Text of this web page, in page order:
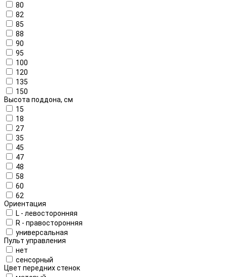
80
82
85
88
90
95
100
120
135
150
Высота поддона, см
15
18
27
35
45
47
48
58
60
62
Ориентация
L - левосторонняя
R - правосторонняя
универсальная
Пульт управления
нет
сенсорный
Цвет передних стенок